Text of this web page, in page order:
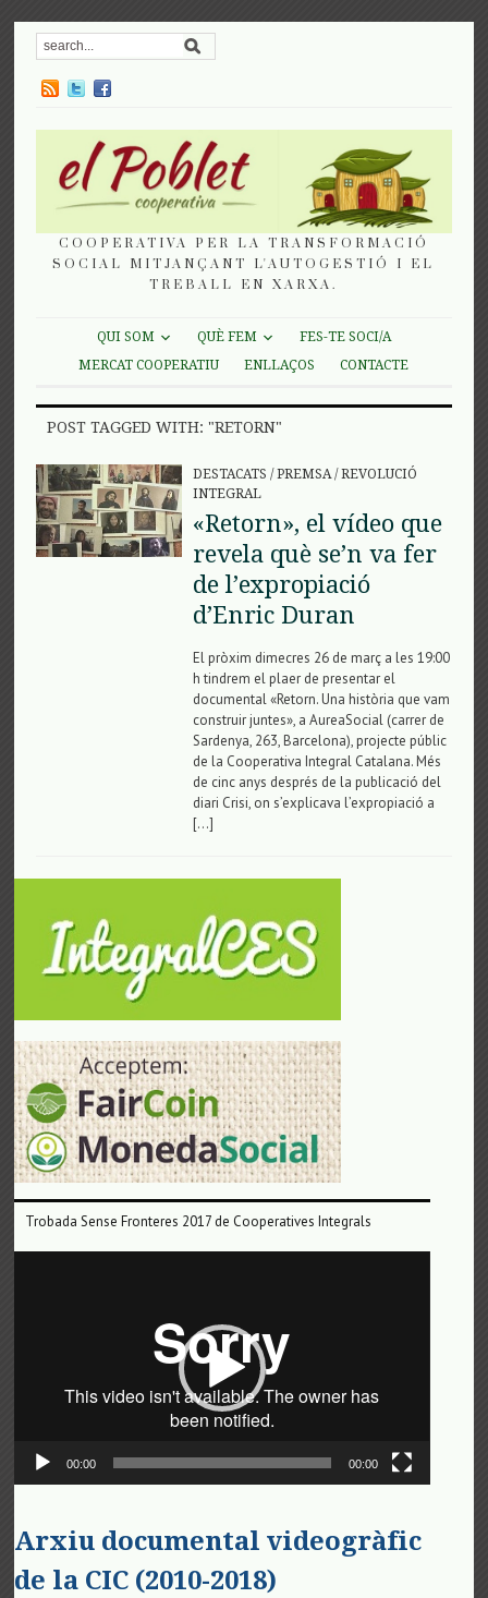
COOPERATIVA PER LA TRANSFORMACIÓ
SOCIAL MITJANÇANT L'AUTOGESTIÓ I EL
TREBALL EN XARXA.
QUI SOM QUÈ FEM
FES-TE SOCI/A
MERCAT COOPERATIU
ENLLAÇOS CONTACTE
POST TAGGED WITH: "RETORN"
DESTACATS /PREMSA/REVOLUCIÓ
INTEGRAL
«Retorn», el vídeo que
revela què se’n va fer
de l’expropiació
d’Enric Duran
El pròxim dimecres 26 de març a les 19:00
h tindrem el plaer de presentar el
documental «Retorn. Una història que vam
construir juntes», a AureaSocial (carrer de
Sardenya, 263, Barcelona), projecte públic
de la Cooperativa Integral Catalana. Més
de cinc anys després de la publicació del
diari Crisi, on s’explicava l’expropiació a
[…]
Trobada Sense Fronteres 2017 de Cooperatives Integrals
00:00 00:00
Arxiu documental videogràfic
de la CIC (2010-2018)